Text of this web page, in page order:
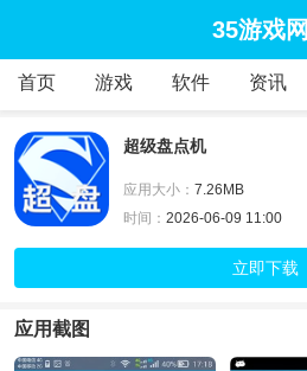
35游戏网
首页 游戏 软件 资讯
超级盘点机
应用大小： 7.26MB
时间： 2026-06-09 11:00
立即下载
应用截图